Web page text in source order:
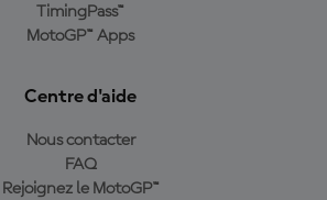
TimingPass™
MotoGP™ Apps
Centre d'aide
Nous contacter
FAQ
Rejoignez le MotoGP™